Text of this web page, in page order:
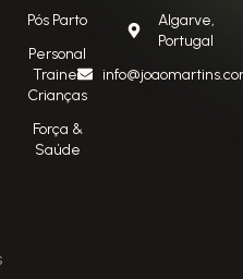
Pós Parto
Personal
Trainer
Crianças
Força &
Saúde
Algarve,
Portugal
RECLAMAÇÕES